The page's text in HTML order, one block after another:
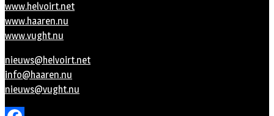
www.helvoirt.net
www.haaren.nu
www.vught.nu
nieuws@helvoirt.net
info@haaren.nu
nieuws@vught.nu